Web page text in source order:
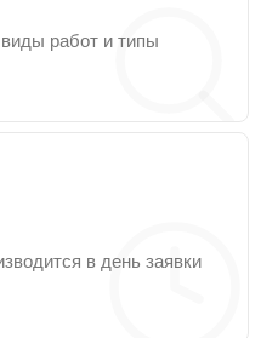
работ и типы
в день заявки